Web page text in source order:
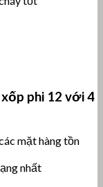
phi 12 với 4
mặt hàng tồn
nhất